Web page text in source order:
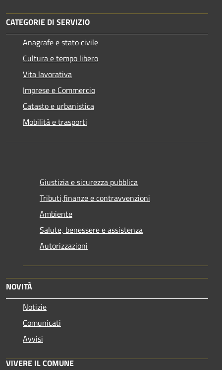
CATEGORIE DI SERVIZIO
Anagrafe e stato civile
Cultura e tempo libero
Vita lavorativa
Imprese e Commercio
Catasto e urbanistica
Mobilità e trasporti
Giustizia e sicurezza pubblica
Tributi,finanze e contravvenzioni
Ambiente
Salute, benessere e assistenza
Autorizzazioni
NOVITÀ
Notizie
Comunicati
Avvisi
VIVERE IL COMUNE